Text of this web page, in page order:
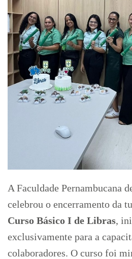
A Faculdade Pernambucana
celebrou o encerramento da
Curso Básico I de Libras,
exclusivamente para a
colaboradores. O curso foi